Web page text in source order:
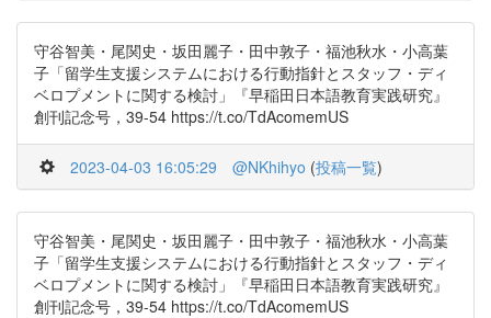
守谷智美・尾関史・坂田麗子・田中敦子・福池秋水・小高葉
子「留学生支援システムにおける行動指針とスタッフ・ディ
ベロプメントに関する検討」『早稲田日本語教育実践研究』
創刊記念号，39-54 https://t.co/TdAcomemUS
2023-04-03 16:05:29 @NKhihyo (投稿一覧)
守谷智美・尾関史・坂田麗子・田中敦子・福池秋水・小高葉
子「留学生支援システムにおける行動指針とスタッフ・ディ
ベロプメントに関する検討」『早稲田日本語教育実践研究』
創刊記念号，39-54 https://t.co/TdAcomemUS